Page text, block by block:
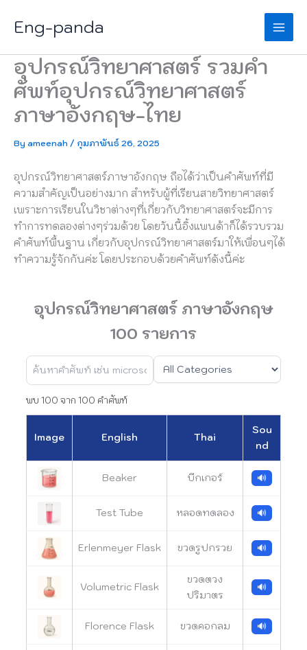
content
Eng-panda
อุปกรณ์วิทยาศาสตร์ รวมคำ
ศัพท์อุปกรณ์วิทยาศาสตร์
ภาษาอังกฤษ-ไทย
By ameenah / กุมภาพันธ์ 26, 2025
อุปกรณ์วิทยาศาสตร์ภาษาอังกฤษ ถือได้ว่าเป็นคำศัพท์ที่มี
ความสำคัญเป็นอย่างมาก สำหรับผู้ที่เรียนสายวิทยาศาสตร์
เพราะการเรียนในวิชาต่างๆที่เกี่ยวกับวิทยาศาสตร์จะมีการ
ทำการทดลองต่างๆร่วมด้วย โดยวันนี้อิ้งแพนด้าก็ได้รวบรวม
คำศัพท์พื้นฐาน เกี่ยวกับอุปกรณ์วิทยาศาสตร์มาให้เพื่อนๆได้
ทำความรู้จักกันค่ะ โดยประกอบด้วยคำศัพท์ดังนี้ค่ะ
อุปกรณ์วิทยาศาสตร์ ภาษาอังกฤษ
100 รายการ
พบ 100 จาก 100 คำศัพท์
Image English Thai
Sou
nd
Beaker บีกเกอร์ 🔊
Test Tube หลอดทดลอง 🔊
Erlenmeyer Flask ขวดรูปกรวย 🔊
Volumetric Flask
ขวดตวง
ปริมาตร
🔊
Florence Flask ขวดคอกลม 🔊